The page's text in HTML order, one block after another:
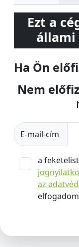
Ezt a
állami
Ha Ön
Nem
E-mail-cím
a
az